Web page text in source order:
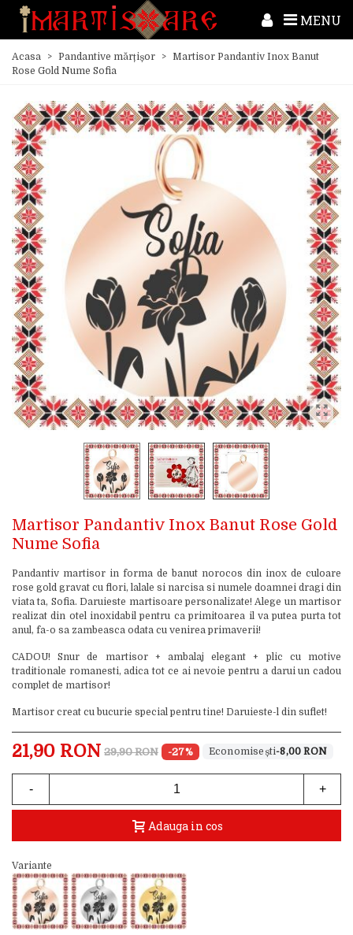
MENU
Acasa > Pandantive mărțișor > Martisor Pandantiv Inox Banut
Rose Gold Nume Sofia
Martisor Pandantiv Inox Banut Rose Gold
Nume Sofia
Pandantiv martisor in forma de banut norocos din inox de culoare
rose gold gravat cu flori, lalale si narcisa si numele doamnei dragi din
viata ta, Sofia. Daruieste martisoare personalizate! Alege un martisor
realizat din otel inoxidabil pentru ca primitoarea il va putea purta tot
anul, fa-o sa zambeasca odata cu venirea primaverii!
CADOU! Snur de martisor + ambalaj elegant + plic cu motive
traditionale romanesti, adica tot ce ai nevoie pentru a darui un cadou
complet de martisor!
Martisor creat cu bucurie special pentru tine! Daruieste-l din suflet!
21,90 RON 29,90 RON -27% -8,00 RON
- +
Adauga in cos
Variante